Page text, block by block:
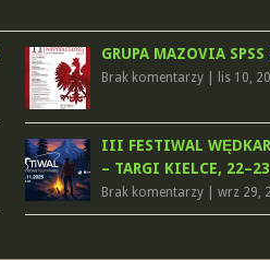
GRUPA MAZOVIA SPSS
Brak komentarzy| lis 10,
III FESTIWAL
– TARGI KIELCE,
Brak komentarzy| wrz 29,